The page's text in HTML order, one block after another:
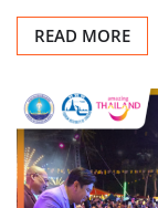
READ MORE